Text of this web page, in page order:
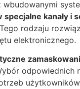
wbudowanymi
kanały i
rodzaju
elektronicznego.
odpowiednich